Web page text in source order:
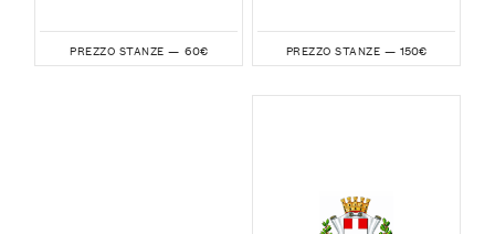
PREZZO STANZE — 60€ PREZZO STANZE — 150€